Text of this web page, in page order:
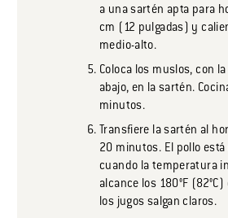
a una sartén apta para
cm (12 pulgadas) y
medio-alto.
Coloca los muslos, con
abajo, en la sartén.
minutos.
Transfiere la sartén al
20 minutos. El pollo está
cuando la temperatura
alcance los 180°F
los jugos salgan claros.